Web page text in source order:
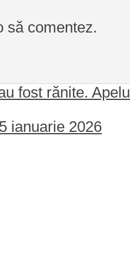
să comentez.
fost rănite. Apelul
ianuarie 2026